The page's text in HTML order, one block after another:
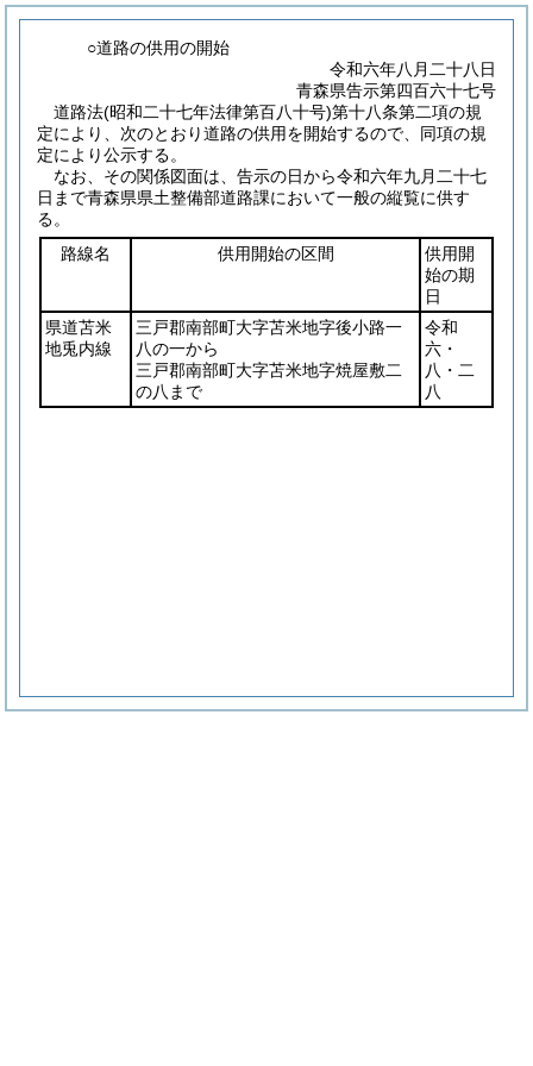
○道路の供用の開始
令和六年八月二十八日
青森県告示第四百六十七号
道路法(昭和二十七年法律第百八十号)第十八条第二項の規
定により、次のとおり道路の供用を開始するので、同項の規
定により公示する。
なお、その関係図面は、告示の日から令和六年九月二十七
日まで青森県県土整備部道路課において一般の縦覧に供す
る。
路線名
供用開始の区間
供用開
始の期
日
県道苫米
地兎内線
三戸郡南部町大字苫米地字後小路一
八の一から
三戸郡南部町大字苫米地字焼屋敷二
の八まで
令和
六・
八・二
八